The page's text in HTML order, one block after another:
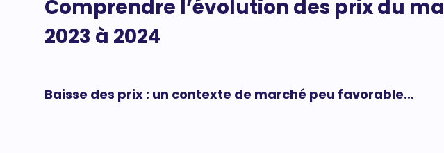
Comprendre l’évolution des prix du
2023 à 2024
Baisse des prix : un contexte de marché peu favorable…